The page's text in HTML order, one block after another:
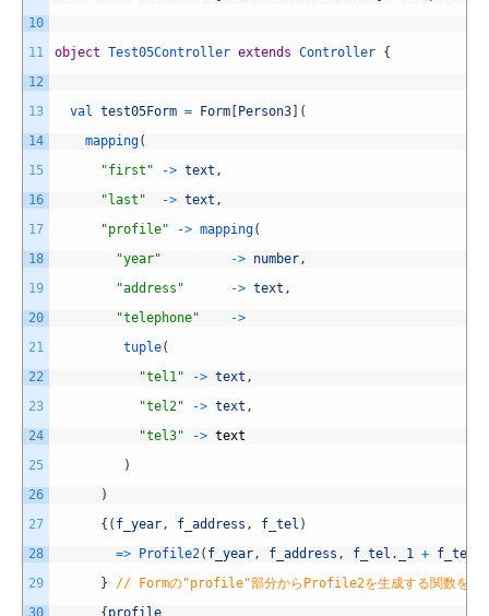
10
11
12
13
14
15
16
17
18
19
20
21
22
23
24
25
26
27
28
29
30
object Test05Controller extends Controller {
val test05Form = Form [Person3] (
mapping(
"first"
-> text ,
"last"
-> text ,
"profile"
-> mapping(
"year"
-> number ,
"address"
-> text ,
"telephone"
->
tuple(
"tel1"
-> text ,
"tel2"
-> text ,
"tel3"
-> text
)
)
{ ( f_year , f_address , f_tel )
=> Profile2( f_year , f_address , f_tel . _1 + f_tel
}
// Formの"profile"部分からProfile2を生成する関数を指
{profile